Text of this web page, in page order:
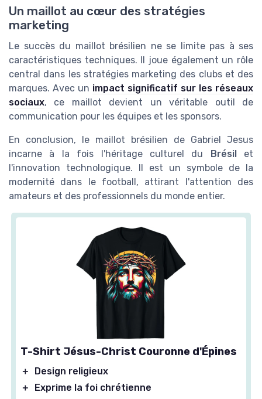
Un maillot au cœur des stratégies
marketing
Le succès du maillot brésilien ne se limite pas à ses
caractéristiques techniques. Il joue également un rôle
central dans les stratégies marketing des clubs et des
marques. Avec un impact significatif sur les réseaux
sociaux, ce maillot devient un véritable outil de
communication pour les équipes et les sponsors.
En conclusion, le maillot brésilien de Gabriel Jesus
incarne à la fois l'héritage culturel du Brésilet
l'innovation technologique. Il est un symbole de la
modernité dans le football, attirant l'attention des
amateurs et des professionnels du monde entier.
T-Shirt Jésus-Christ Couronne d'Épines
＋
Design religieux
＋
Exprime la foi chrétienne